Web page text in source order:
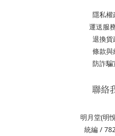
隱私權
運送服
退換貨
條款與
防詐騙
聯絡
明月堂(明
統編 /